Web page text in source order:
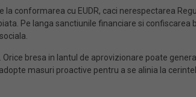
conformarea cu EUDR, caci nerespectarea
Pe langa sanctiunile financiare si
bresa in lantul de aprovizionare poate
masuri proactive pentru a se alinia la